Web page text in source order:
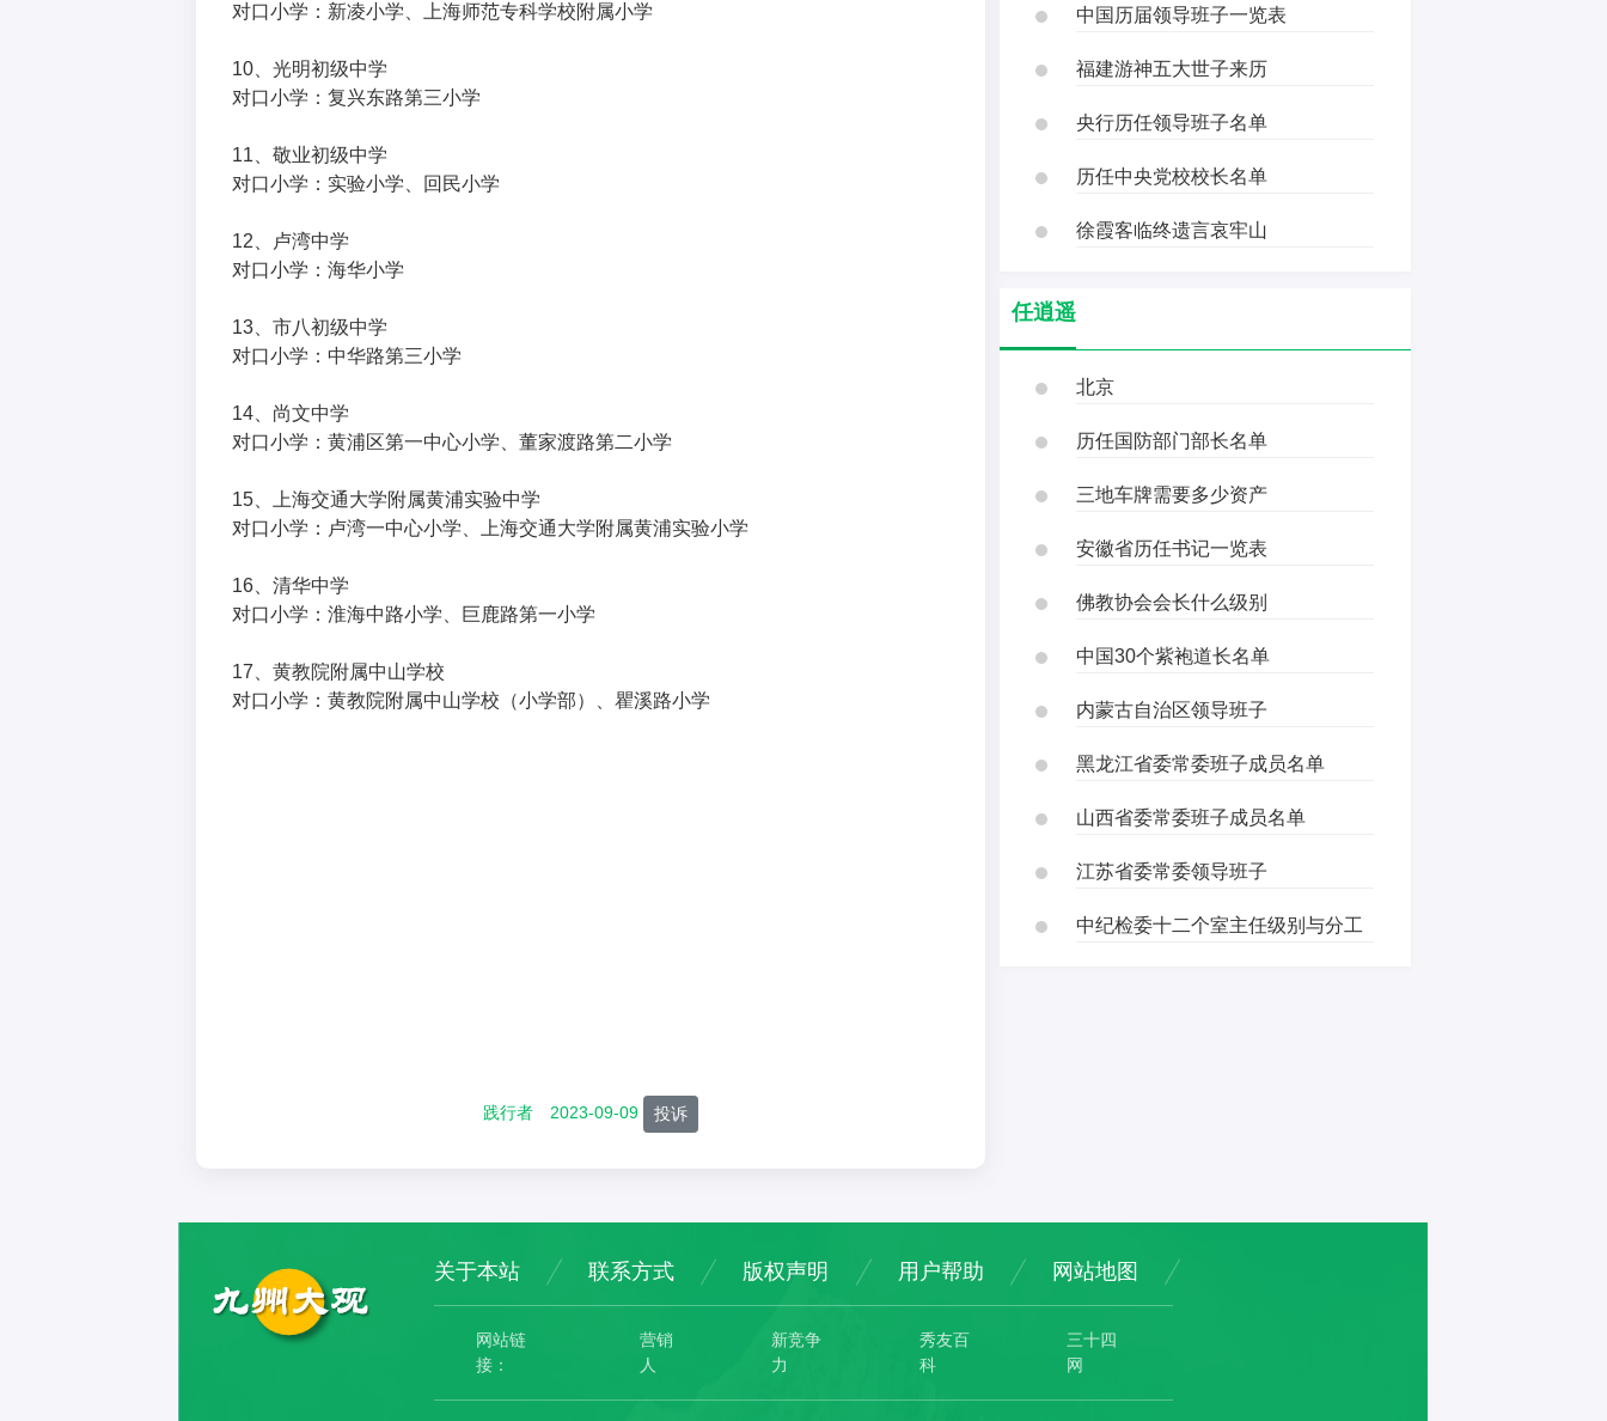
对口小学：新凌小学、上海师范专科学校附属小学
10、光明初级中学
对口小学：复兴东路第三小学
11、敬业初级中学
对口小学：实验小学、回民小学
12、卢湾中学
对口小学：海华小学
13、市八初级中学
对口小学：中华路第三小学
14、尚文中学
对口小学：黄浦区第一中心小学、董家渡路第二小学
15、上海交通大学附属黄浦实验中学
对口小学：卢湾一中心小学、上海交通大学附属黄浦实验小学
16、清华中学
对口小学：淮海中路小学、巨鹿路第一小学
17、黄教院附属中山学校
对口小学：黄教院附属中山学校（小学部）、瞿溪路小学
践行者 2023-09-09 投诉
中国历届领导班子一览表
福建游神五大世子来历
央行历任领导班子名单
历任中央党校校长名单
徐霞客临终遗言哀牢山
任逍遥
北京
历任国防部门部长名单
三地车牌需要多少资产
安徽省历任书记一览表
佛教协会会长什么级别
中国30个紫袍道长名单
内蒙古自治区领导班子
黑龙江省委常委班子成员名单
山西省委常委班子成员名单
江苏省委常委领导班子
中纪检委十二个室主任级别与分工
关于本站 联系方式 版权声明 用户帮助 网站地图
网站链
接：
营销
人
新竞争
力
秀友百
科
三十四
网